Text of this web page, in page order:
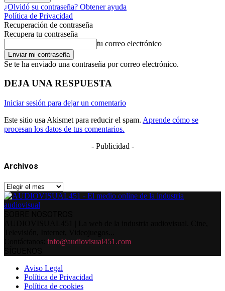
¿Olvidó su contraseña? Obtener ayuda
Política de Privacidad
Recuperación de contraseña
Recupera tu contraseña
tu correo electrónico
Se te ha enviado una contraseña por correo electrónico.
DEJA UNA RESPUESTA
Iniciar sesión para dejar un comentario
Este sitio usa Akismet para reducir el spam. Aprende cómo se
procesan los datos de tus comentarios.
- Publicidad -
Archivos
Archivos
info@audiovisual451.com
Aviso Legal
Política de Privacidad
Política de cookies